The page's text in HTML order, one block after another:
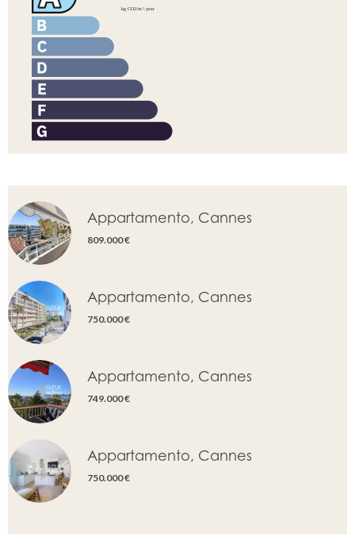
Appartamento, Cannes
809.000 €
Appartamento, Cannes
750.000 €
Appartamento, Cannes
749.000 €
Appartamento, Cannes
750.000 €